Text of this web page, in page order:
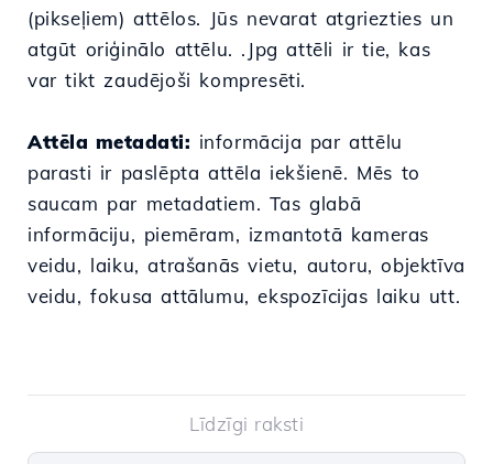
(pikseļiem) attēlos. Jūs nevarat atgriezties un
atgūt oriģinālo attēlu. .Jpg attēli ir tie, kas
var tikt zaudējoši kompresēti.
Attēla metadati: informācija par attēlu
parasti ir paslēpta attēla iekšienē. Mēs to
saucam par metadatiem. Tas glabā
informāciju, piemēram, izmantotā kameras
veidu, laiku, atrašanās vietu, autoru, objektīva
veidu, fokusa attālumu, ekspozīcijas laiku utt.
Līdzīgi raksti